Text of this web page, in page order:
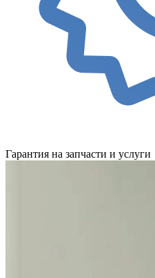
Гарантия на запчасти и услуги